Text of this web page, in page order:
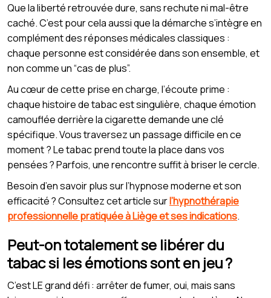
Que la liberté retrouvée dure, sans rechute ni mal-être
caché. C’est pour cela aussi que la démarche s’intègre en
complément des réponses médicales classiques :
chaque personne est considérée dans son ensemble, et
non comme un “cas de plus”.
Au cœur de cette prise en charge, l’écoute prime :
chaque histoire de tabac est singulière, chaque émotion
camouflée derrière la cigarette demande une clé
spécifique. Vous traversez un passage difficile en ce
moment ? Le tabac prend toute la place dans vos
pensées ? Parfois, une rencontre suffit à briser le cercle.
Besoin d’en savoir plus sur l’hypnose moderne et son
efficacité ? Consultez cet article surl’hypnothérapie
professionnelle pratiquée à Liège et ses indications.
Peut-on totalement se libérer du
tabac si les émotions sont en jeu ?
C’est LE grand défi : arrêter de fumer, oui, mais sans